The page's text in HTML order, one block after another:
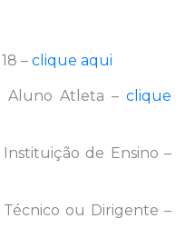
– clique aqui
Aluno Atleta – clique
de Ensino –
ou Dirigente –